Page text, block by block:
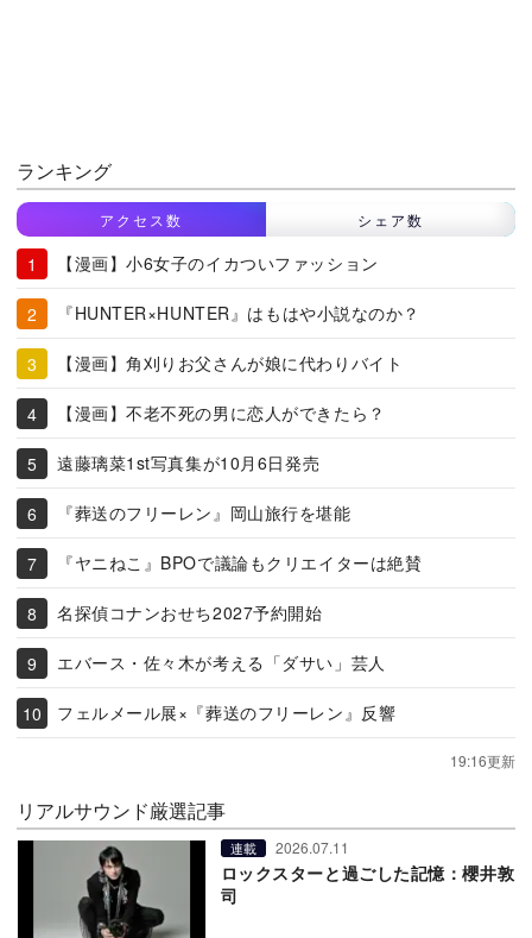
ランキング
アクセス数 シェア数
【漫画】小6女子のイカついファッション
『HUNTER×HUNTER』はもはや小説なのか？
【漫画】角刈りお父さんが娘に代わりバイト
【漫画】不老不死の男に恋人ができたら？
遠藤璃菜1st写真集が10月6日発売
『葬送のフリーレン』岡山旅行を堪能
『ヤニねこ』BPOで議論もクリエイターは絶賛
名探偵コナンおせち2027予約開始
エバース・佐々木が考える「ダサい」芸人
フェルメール展×『葬送のフリーレン』反響
19:16更新
リアルサウンド厳選記事
連載 2026.07.11
ロックスターと過ごした記憶：櫻井敦
司